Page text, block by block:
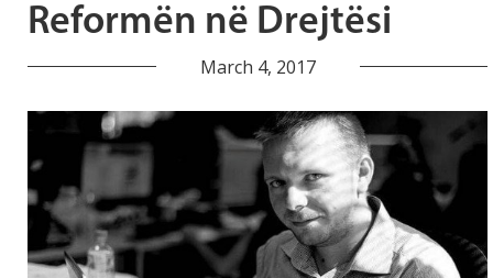
Reformën në Drejtësi
March 4, 2017